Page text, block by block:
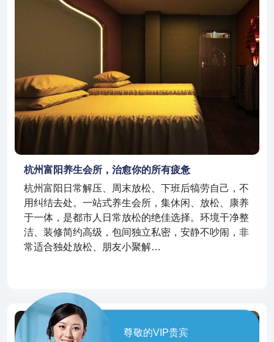
尊敬的VIP贵宾
杭州富阳养生会所，治愈你的所有疲惫
杭州富阳日常解压、周末放松、下班后犒劳自己，不
用纠结去处。一站式养生会所，集休闲、放松、康养
于一体，是都市人日常放松的绝佳选择。环境干净整
洁、装修简约高级，包间独立私密，安静不吵闹，非
常适合独处放松、朋友小聚解…